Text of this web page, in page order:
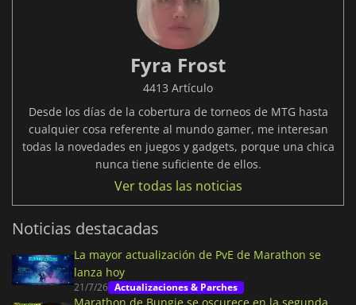
Fyra Frost
4413 Artículo
Desde los días de la cobertura de torneos de MTG hasta
cualquier cosa referente al mundo gamer, me interesan
todas la novedades en juegos y gadgets, porque una chica
nunca tiene suficiente de ellos.
Ver todas las noticias
Noticias destacadas
La mayor actualización de PvE de Marathon se
lanza hoy
21/7/26 Actualizaciones & Parches